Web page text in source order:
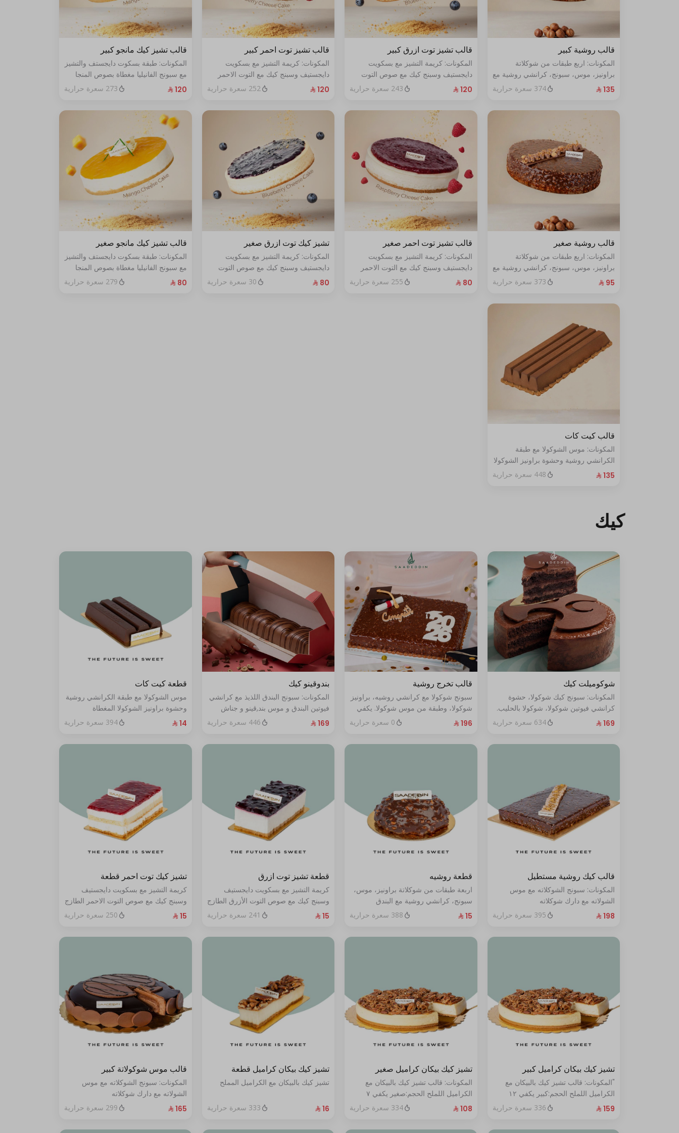
قالب روشية كبير
المكونات: اربع طبقات من شوكلاتة
براونيز، موس، سبونج، كرانشي روشية مع
البندق الحجم الحجم:كبير يكفي١٢شخص
374 سعرة حرارية
قالب تشيز توت ازرق كبير
المكونات: كريمة التشيز مع بسكويت
دايجستيف وسبنج كيك مع صوص التوت
الأزرق الطازج الحجم:كبير يكفي١٢شخص
243 سعرة حرارية
قالب تشيز توت احمر كبير
المكونات: كريمة التشيز مع بسكويت
دايجستيف وسبنج كيك مع التوت الاحمر
الطازج الحجم:كبير يكفي١٢شخص
252 سعرة حرارية
قالب تشيز كيك مانجو كبير
المكونات: طبقة بسكوت دايجستف والتشيز
مع سبونج الفانيليا مغطاة بصوص المنجا
الحجم: كبير يكفي ١٢ اشخاص
273 سعرة حرارية
قالب روشية صغير
المكونات: اربع طبقات من شوكلاتة
براونيز، موس، سبونج، كرانشي روشية مع
البندق الحجم: صغير يكفي ٧ أشخاص373 سعرة حرارية
قالب تشيز توت احمر صغير
المكونات: كريمة التشيز مع بسكويت
دايجستيف وسبنج كيك مع التوت الاحمر
الطازج الحجم:صغير يكفي٧شخص
255 سعرة حرارية
تشيز كيك توت ازرق صغير
المكونات: كريمة التشيز مع بسكويت
دايجستيف وسبنج كيك مع صوص التوت
الأزرق الطازج الحجم:صغير يكفي٧شخص
30 سعرة حرارية
قالب تشيز كيك مانجو صغير
المكونات: طبقة بسكوت دايجستف والتشيز
مع سبونج الفانيليا مغطاة بصوص المنجا
الحجم: صغير يكفي ٧ اشخاص
279 سعرة حرارية
قالب كيت كات
المكونات: موس الشوكولا مع طبقة
الكرانشي روشية وحشوة براونيز الشوكولا
المغطاة بالكراميل
448 سعرة حرارية
كيك
شوكوميلت كيك
المكونات: سبونج كيك شوكولا، حشوة
كرانشي فيوتين شوكولا، شوكولا بالحليب.
(تكفي من ٨ إلى ١٠ شخصًا)
634 سعرة حرارية
قالب تخرج روشية
سبونج شوكولا مع كرانشي روشيه، براونيز
شوكولا، وطبقة من موس شوكولا. يكفي
من ١٠ إلى ١٢ شخصًا
0 سعرة حرارية
بندوقينو كيك
المكونات: سبونج البندق اللذيذ مع كرانشي
فيوتين البندق و موس بند,قينو و جناش
البندق مع طبقة شوكولا ناعمة (تكفي من
446 سعرة حرارية
قطعة كيت كات
موس الشوكولا مع طبقة الكرانشي روشية
وحشوة براونيز الشوكولا المغطاة
بالكراميل
394 سعرة حرارية
قالب كيك روشية مستطيل
المكونات: سبونج الشوكلاته مع موس
الشولاته مع دارك شوكلاته
الحجم:صغير:يكفي ١٤ أشخاص"
395 سعرة حرارية
قطعة روشيه
اربعة طبقات من شوكلاتة براونيز، موس،
سبونج، كرانشي روشية مع البندق
388 سعرة حرارية
قطعة تشيز توت ازرق
كريمة التشيز مع بسكويت دايجستيف
وسبنج كيك مع صوص التوت الأزرق الطازج
241 سعرة حرارية
تشيز كيك توت احمر قطعة
كريمة التشيز مع بسكويت دايجستيف
وسبنج كيك مع صوص التوت الاحمر الطازج
250 سعرة حرارية
تشيز كيك بيكان كراميل كبير
"المكونات: قالب تشيز كيك بالبيكان مع
الكراميل اللملح الحجم:كبير يكفي ١٢
أشخاص"
336 سعرة حرارية
تشيز كيك بيكان كراميل صغير
المكونات: قالب تشيز كيك بالبيكان مع
الكراميل اللملح الحجم:صغير يكفي ٧
أشخاص
334 سعرة حرارية
تشيز كيك بيكان كراميل قطعة
تشيز كيك بالبيكان مع الكراميل المملح
333 سعرة حرارية
قالب موس شوكولاتة كبير
المكونات: سبونج الشوكلاته مع موس
الشولاته مع دارك شوكلاته
الحجم:كبير يكفي ١٢ أشخاص"
299 سعرة حرارية